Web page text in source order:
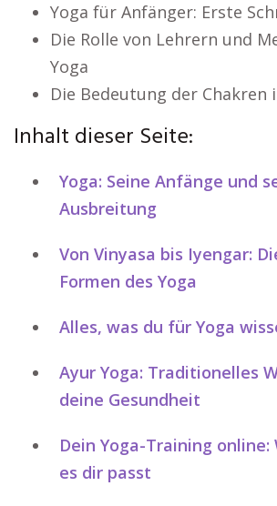
Yoga für Anfänger: Erste
Die Rolle von Lehrern und
Yoga
Die Bedeutung der Chakren
Inhalt dieser Seite:
Yoga: Seine Anfänge und
Ausbreitung
Von Vinyasa bis Iyengar:
Formen des Yoga
Alles, was du für Yoga
Ayur Yoga: Traditionelles
deine Gesundheit
Dein Yoga-Training
es dir passt